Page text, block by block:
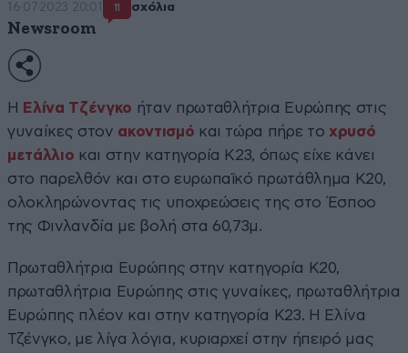
16·07·2023 20:01 11 σχόλια
Newsroom
Η Ελίνα Τζένγκο ήταν πρωταθλήτρια Ευρώπης στις
γυναίκες στον ακοντισμό και τώρα πήρε το χρυσό
μετάλλιο και στην κατηγορία Κ23, όπως είχε κάνει
στο παρελθόν και στο ευρωπαϊκό πρωτάθλημα Κ20,
ολοκληρώνοντας τις υποχρεώσεις της στο Έσποο
της Φινλανδία με βολή στα 60,73μ.
Πρωταθλήτρια Ευρώπης στην κατηγορία Κ20,
πρωταθλήτρια Ευρώπης στις γυναίκες, πρωταθλήτρια
Ευρώπης πλέον και στην κατηγορία Κ23. Η Ελίνα
Τζένγκο, με λίγα λόγια, κυριαρχεί στην ήπειρό μας